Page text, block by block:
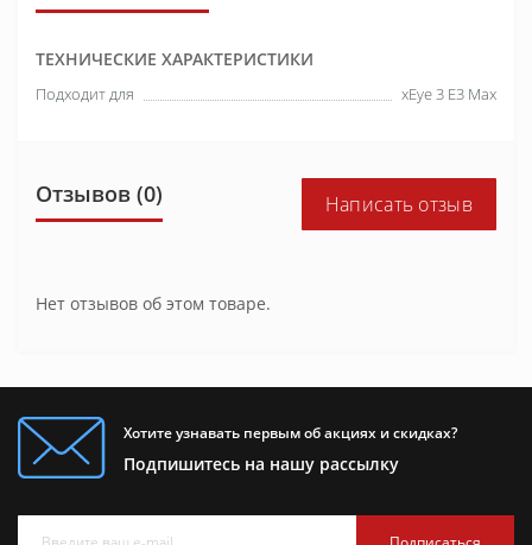
ТЕХНИЧЕСКИЕ ХАРАКТЕРИСТИКИ
Подходит для xEye 3 E3 Max
Отзывов (0) Написать отзыв
Нет отзывов об этом товаре.
Хотите узнавать первым об акциях и скидках?
Подпишитесь на нашу рассылку